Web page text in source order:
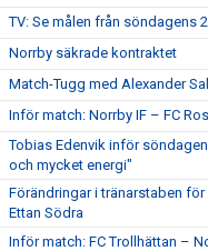
TV: Se målen från söndagens
Norrby säkrade kontraktet
Match-Tugg med Alexander
Inför match: Norrby IF – FC
Tobias Edenvik inför
och mycket energi"
Förändringar i tränarstaben
Ettan Södra
Inför match: FC Trollhättan –